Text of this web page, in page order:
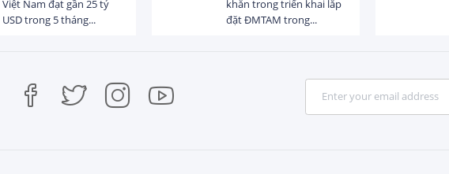
Việt Nam đạt gần 25 tỷ
USD trong 5 tháng...
khăn trong triển khai lắp
đặt ĐMTAM trong...